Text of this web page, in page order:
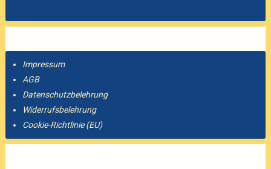
Impressum
AGB
Datenschutzbelehrung
Widerrufsbelehrung
Cookie-Richtlinie (EU)